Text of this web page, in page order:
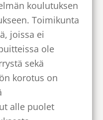
koulutuksen
Toimikunta
joissa ei
ole
sekä
korotus on
alle puolet